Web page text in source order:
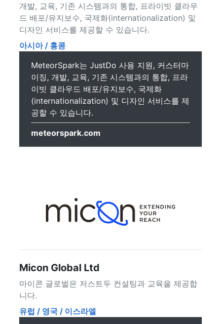
개발, 교육, 기존 시스템과의 통합, 프라이빗 클라우
드 배포/유지보수, 국제화(internationalization) 및
디자인 서비스를 제공할 수 있습니다.
아시아 / 홍콩
MeteorSpark는 JustDo 사용 지원, 커스터마
이징, 개발, 교육, 기존 시스템과의 통합, 프라
이빗 클라우드 배포/유지보수, 국제화
(internationalization) 및 디자인 서비스를 제
공할 수 있습니다.
meteorspark.com
Micon Global Ltd
마이콘 글로벌은 저스트두 컨설팅과 교육을 제공합
니다.
유럽 / 영국 / 이스라엘